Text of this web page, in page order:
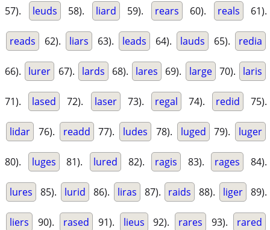
57). leuds 58). liard 59). rears 60). reals 61).
reads 62). liars 63). leads 64). lauds 65). redia
66). lurer 67). lards 68). lares 69). large 70). laris
71). lased 72). laser 73). regal 74). redid 75).
lidar 76). readd 77). ludes 78). luged 79). luger
80). luges 81). lured 82). ragis 83). rages 84).
lures 85). lurid 86). liras 87). raids 88). liger 89).
liers 90). rased 91). lieus 92). rares 93). rared